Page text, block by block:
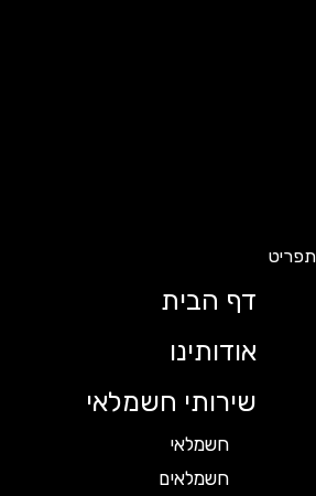
דף הבית
אודותינו
שירותי חשמלאי
חשמלאי
חשמלאים